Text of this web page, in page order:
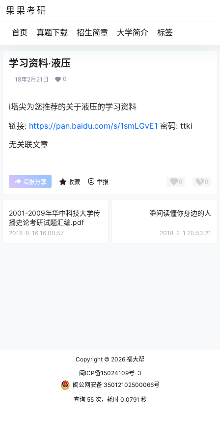
果果考研
首页 真题下载 招生简章 大学简介 标签
学习资料·液压
18年2月21日 0
i塔尖为您推荐的关于液压的学习资料
链接: https://pan.baidu.com/s/1smLGvE1 密码: ttki
无关联文章
海报分享 收藏 举报 0 0
2001-2009年华中科技大学传
播史论考研试题汇编.pdf
2018-8-16 16:00:57
瞬间读懂你身边的人
2018-2-1 20:53:21
Copyright © 2026 福大帮
闽ICP备15024109号-3
闽公网安备 35012102500066号
查询 55 次，耗时 0.0791 秒